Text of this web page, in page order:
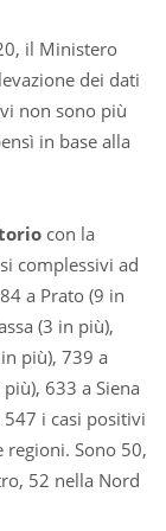
il Ministero
dei dati
non sono più
in base alla
con la
complessivi ad
a Prato (9 in
(3 in più),
più), 739 a
633 a Siena
547 i casi positivi
Sono 50,
52 nella Nord